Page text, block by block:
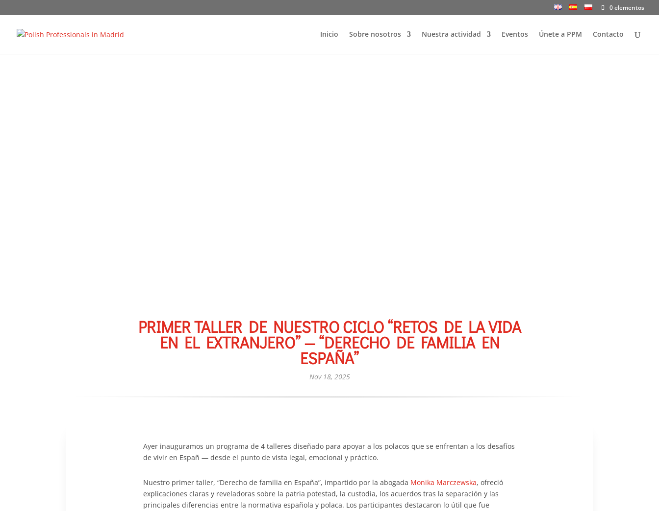
0 elementos
Inicio Sobre nosotros Nuestra actividad Eventos Únete a PPM Contacto
PRIMER TALLER DE NUESTRO CICLO “RETOS DE LA VIDA
EN EL EXTRANJERO” — “DERECHO DE FAMILIA EN
ESPAÑA”
Nov 18, 2025
Ayer inauguramos un programa de 4 talleres diseñado para apoyar a los polacos que se enfrentan a los desafíos
de vivir en Españ — desde el punto de vista legal, emocional y práctico.
Nuestro primer taller, “Derecho de familia en España”, impartido por la abogada Monika Marczewska, ofreció
explicaciones claras y reveladoras sobre la patria potestad, la custodia, los acuerdos tras la separación y las
principales diferencias entre la normativa española y polaca. Los participantes destacaron lo útil que fue